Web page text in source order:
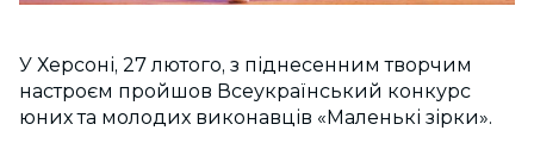
У Херсоні, 27 лютого, з піднесенним творчим
настроєм пройшов Всеукраїнський конкурс
юних та молодих виконавців «Маленькі зірки».